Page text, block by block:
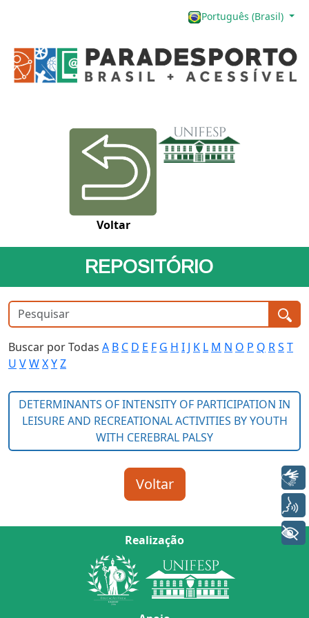
Português (Brasil)
Voltar
REPOSITÓRIO
Buscar por Todas A B C D E F G H I J K L M N O P Q RS T
U VWXYZ
Realização